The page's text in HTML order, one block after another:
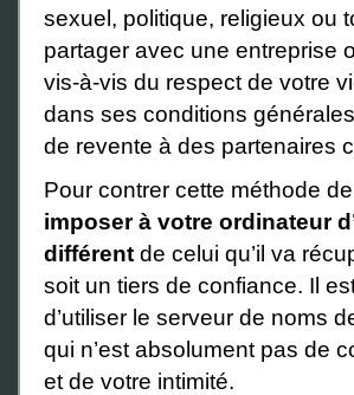
sexuel, politique, religieux ou
partager avec une entreprise
vis-à-vis du respect de votre
dans ses conditions
de revente à des partenaires
Pour contrer cette méthode
imposer à votre ordinateur
différentde celui qu’il va
soit un tiers de confiance. Il
d’utiliser le serveur de noms
qui n’est absolument pas de
et de votre intimité.